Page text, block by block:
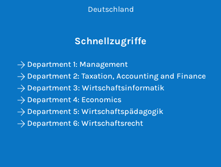
Deutschland
Schnellzugriffe
Department 1: Management
Department 2: Taxation, Accounting and Finance
Department 3: Wirtschaftsinformatik
Department 4: Economics
Department 5: Wirtschaftspädagogik
Department 6: Wirtschaftsrecht